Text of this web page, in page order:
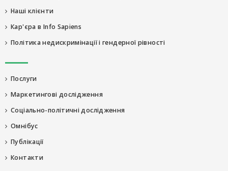
Наші клієнти
Кар'єра в Info Sapiens
Політика недискримінації і гендерної рівності
Послуги
Маркетингові дослідження
Соціально-політичні дослідження
Омнібус
Публікації
Контакти